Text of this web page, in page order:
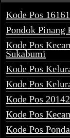
Kode Pos
Pondok Pinang
Kode Pos
Sukabumi
Kode Pos
Kode Pos
Kode Pos 20142
Kode Pos
Kode Pos